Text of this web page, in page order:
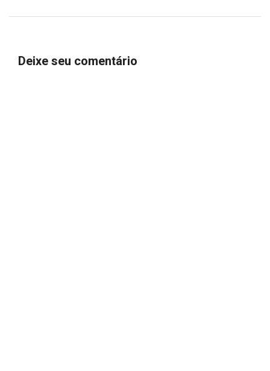
Deixe seu comentário